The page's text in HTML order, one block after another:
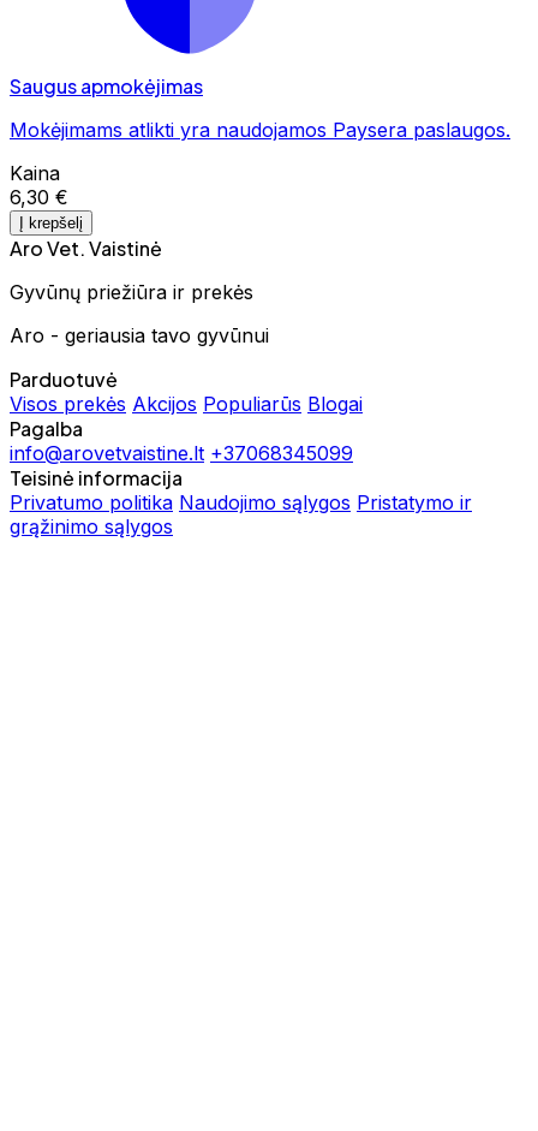
Saugus apmokėjimas
Mokėjimams atlikti yra naudojamos Paysera paslaugos.
Kaina
6,30 €
Į krepšelį
Aro Vet. Vaistinė
Gyvūnų priežiūra ir prekės
Aro - geriausia tavo gyvūnui
Parduotuvė
Visos prekės Akcijos Populiarūs Blogai
Pagalba
info@arovetvaistine.lt +37068345099
Teisinė informacija
Privatumo politika Naudojimo sąlygos Pristatymo ir
grąžinimo sąlygos